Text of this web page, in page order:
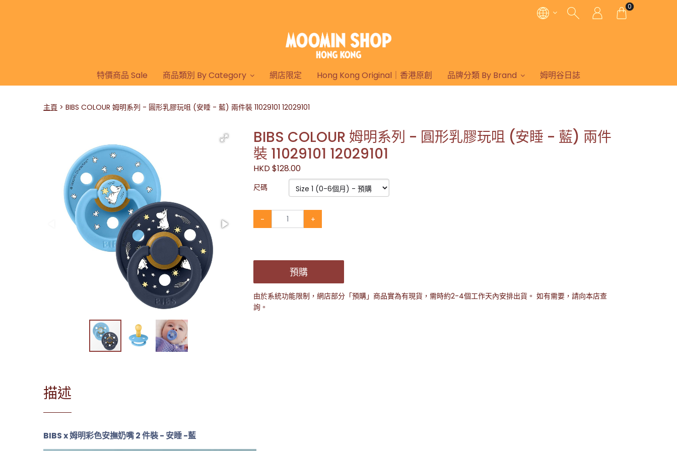
0
特價商品 Sale 商品類別 By Category 網店限定 Hong Kong Original｜香港原創 品牌分類 By Brand 姆明谷日誌
主頁 BIBS COLOUR 姆明系列 - 圓形乳膠玩咀 (安睡 - 藍) 兩件裝 11029101 12029101
BIBS COLOUR 姆明系列 - 圓形乳膠玩咀 (安睡 - 藍) 兩件
裝 11029101 12029101
HKD $128.00
尺碼
- +
預購
由於系統功能限制，網店部分「預購」商品實為有現貨，需時約2-4個工作天內安排出貨。 如有需要，請向本店查
詢。
描述
BIBS x 姆明彩色安撫奶嘴 2 件裝 - 安睡 -藍